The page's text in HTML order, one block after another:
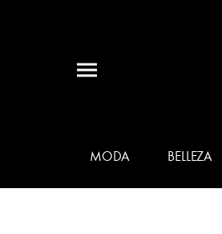
MODA BELLEZA